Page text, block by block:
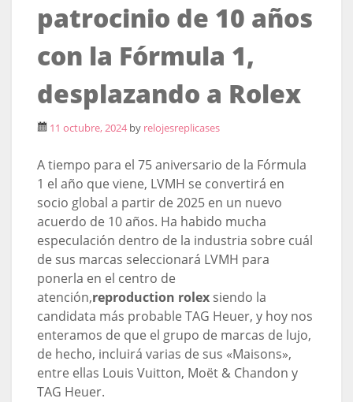
patrocinio de 10 años
con la Fórmula 1,
desplazando a Rolex
11 octubre, 2024 by relojesreplicases
A tiempo para el 75 aniversario de la Fórmula
1 el año que viene, LVMH se convertirá en
socio global a partir de 2025 en un nuevo
acuerdo de 10 años. Ha habido mucha
especulación dentro de la industria sobre cuál
de sus marcas seleccionará LVMH para
ponerla en el centro de
atención,reproduction rolexsiendo la
candidata más probable TAG Heuer, y hoy nos
enteramos de que el grupo de marcas de lujo,
de hecho, incluirá varias de sus «Maisons»,
entre ellas Louis Vuitton, Moët & Chandon y
TAG Heuer.